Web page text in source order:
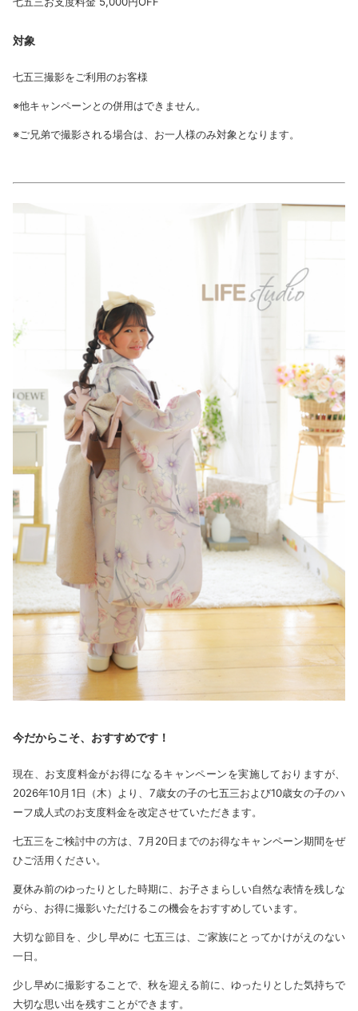
対象
七五三撮影をご利用のお客様
※他キャンペーンとの併用はできません。
※ご兄弟で撮影される場合は、お一人様のみ対象となります。
今だからこそ、おすすめです！
現在、お支度料金がお得になるキャンペーンを実施しておりますが、
2026年10月1日（木）より、7歳女の子の七五三および10歳女の子のハ
ーフ成人式のお支度料金を改定させていただきます。
七五三をご検討中の方は、7月20日までのお得なキャンペーン期間をぜ
ひご活用ください。
夏休み前のゆったりとした時期に、お子さまらしい自然な表情を残しな
がら、お得に撮影いただけるこの機会をおすすめしています。
大切な節目を、少し早めに 七五三は、ご家族にとってかけがえのない
一日。
少し早めに撮影することで、秋を迎える前に、ゆったりとした気持ちで
大切な思い出を残すことができます。